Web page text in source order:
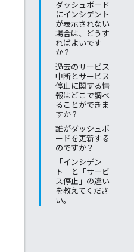
ダッシュボード
にインシデント
が表示されない
場合は、どうす
ればよいです
か？
過去のサービス
中断とサービス
停止に関する情
報はどこで調べ
ることができま
すか？
誰がダッシュボ
ードを更新する
のですか？
「インシデン
ト」と「サービ
ス停止」の違い
を教えてくださ
い。